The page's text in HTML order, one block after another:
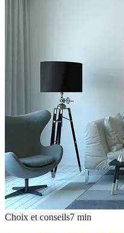
Choix et conseils7 min